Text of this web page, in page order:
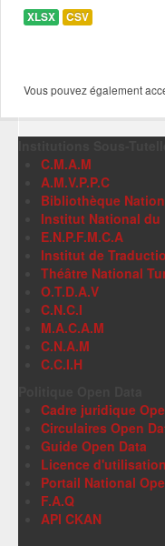
XLSX CSV
Vous pouvez également
C.M.A.M
A.M.V.P.P.C
Bibliothèque
Institut National du
E.N.P.F.M.C.A
Institut de
Théâtre National
O.T.D.A.V
C.N.C.I
M.A.C.A.M
C.N.A.M
C.C.I.H
Cadre juridique
Circulaires Open
Guide Open Data
Licence d'utilisation
Portail National
F.A.Q
API CKAN